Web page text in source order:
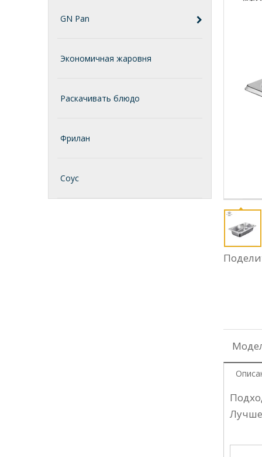
GN Pan
Экономичная жаровня
Раскачивать блюдо
Фрилан
Соус